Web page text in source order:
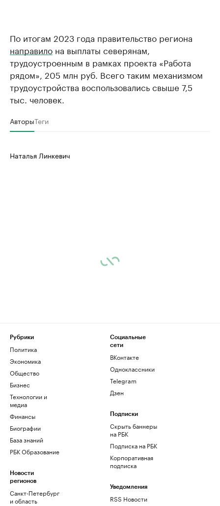
По итогам 2023 года правительство региона
направило на выплаты северянам,
трудоустроенным в рамках проекта «Работа
рядом», 205 млн руб. Всего таким механизмом
трудоустройства воспользовались свыше 7,5
тыс. человек.
АвторыТеги
Наталья Линкевич
Рубрики
Политика
Экономика
Общество
Бизнес
Технологии и
медиа
Финансы
Биографии
База знаний
РБК Образование
Новости
регионов
Санкт-Петербург
и область
Социальные
сети
ВКонтакте
Одноклассники
Telegram
Дзен
Подписки
Скрыть баннеры
на РБК
Подписка на РБК
Корпоративная
подписка
Уведомления
RSS Новости